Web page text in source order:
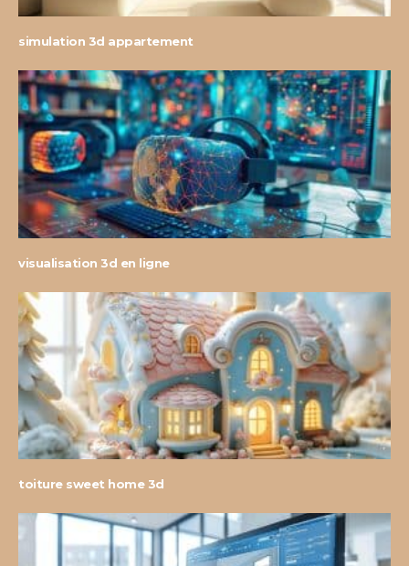
simulation 3d appartement
visualisation 3d en ligne
toiture sweet home 3d